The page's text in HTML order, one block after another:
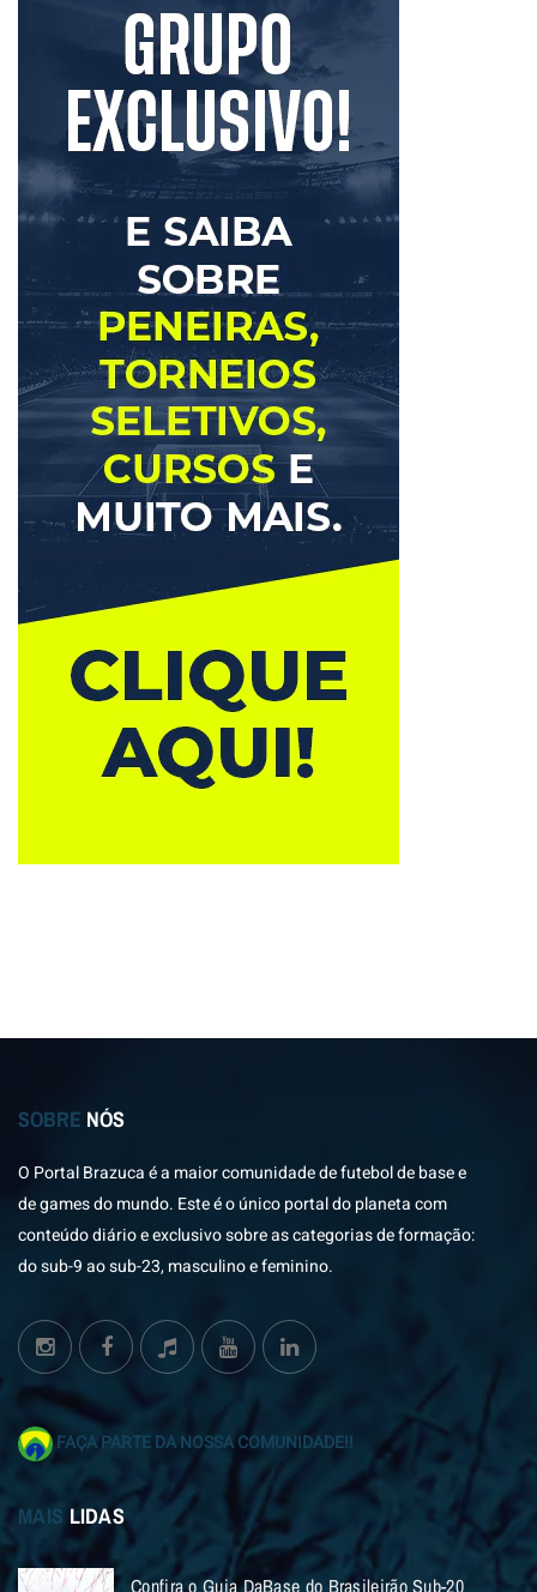
SOBRE NÓS
O Portal Brazuca é a maior comunidade de futebol de base e
de games do mundo. Este é o único portal do planeta com
conteúdo diário e exclusivo sobre as categorias de formação:
do sub-9 ao sub-23, masculino e feminino.
FAÇA PARTE DA NOSSA COMUNIDADE!!
MAIS LIDAS
Confira o Guia DaBase do Brasileirão Sub-20